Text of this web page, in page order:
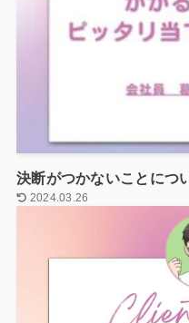
決断がつかないことに
2024.03.26